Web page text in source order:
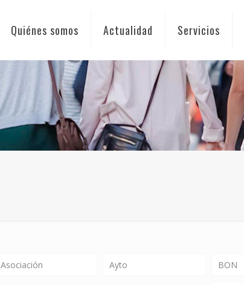
Quiénes somos Actualidad Servicios
Asociación Ayto BON